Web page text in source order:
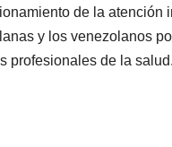
de la atención
y los venezolanos
profesionales de la salud.